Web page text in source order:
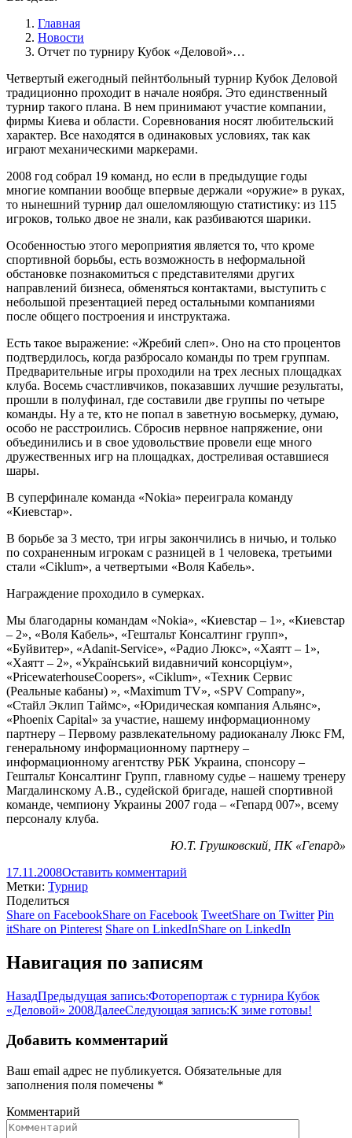
Главная
Новости
Отчет по турниру Кубок «Деловой»…
Четвертый ежегодный пейнтбольный турнир Кубок Деловой
традиционно проходит в начале ноября. Это единственный
турнир такого плана. В нем принимают участие компании,
фирмы Киева и области. Соревнования носят любительский
характер. Все находятся в одинаковых условиях, так как
играют механическими маркерами.
2008 год собрал 19 команд, но если в предыдущие годы
многие компании вообще впервые держали «оружие» в руках,
то нынешний турнир дал ошеломляющую статистику: из 115
игроков, только двое не знали, как разбиваются шарики.
Особенностью этого мероприятия является то, что кроме
спортивной борьбы, есть возможность в неформальной
обстановке познакомиться с представителями других
направлений бизнеса, обменяться контактами, выступить с
небольшой презентацией перед остальными компаниями
после общего построения и инструктажа.
Есть такое выражение: «Жребий слеп». Оно на сто процентов
подтвердилось, когда разбросало команды по трем группам.
Предварительные игры проходили на трех лесных площадках
клуба. Восемь счастливчиков, показавших лучшие результаты,
прошли в полуфинал, где составили две группы по четыре
команды. Ну а те, кто не попал в заветную восьмерку, думаю,
особо не расстроились. Сбросив нервное напряжение, они
объединились и в свое удовольствие провели еще много
дружественных игр на площадках, достреливая оставшиеся
шары.
В суперфинале команда «Nokia» переиграла команду
«Киевстар».
В борьбе за 3 место, три игры закончились в ничью, и только
по сохраненным игрокам с разницей в 1 человека, третьими
стали «Ciklum», а четвертыми «Воля Кабель».
Награждение проходило в сумерках.
Мы благодарны командам «Nokia», «Киевстар – 1», «Киевстар
– 2», «Воля Кабель», «Гештальт Консалтинг групп»,
«Буйвитер», «Adanit-Service», «Радио Люкс», «Хаятт – 1»,
«Хаятт – 2», «Український видавничий консорціум»,
«PricewaterhouseCoopers», «Ciklum», «Техник Сервис
(Реальные кабаны) », «Maximum TV», «SPV Company»,
«Стайл Эклип Таймс», «Юридическая компания Альянс»,
«Phoenix Capital» за участие, нашему информационному
партнеру – Первому развлекательному радиоканалу Люкс FM,
генеральному информационному партнеру –
информационному агентству РБК Украина, спонсору –
Гештальт Консалтинг Групп, главному судье – нашему тренеру
Магдалинскому А.В., судейской бригаде, нашей спортивной
команде, чемпиону Украины 2007 года – «Гепард 007», всему
персоналу клуба.
Ю.Т. Грушковский, ПК «Гепард»
17.11.2008Оставить комментарий
Метки: Турнир
Поделиться
Share on FacebookShare on Facebook TweetShare on Twitter Pin
itShare on Pinterest Share on LinkedInShare on LinkedIn
Навигация по записям
НазадПредыдущая запись:Фоторепортаж с турнира Кубок
«Деловой» 2008ДалееСледующая запись:К зиме готовы!
Добавить комментарий
Ваш email адрес не публикуется. Обязательные для
заполнения поля помечены *
Комментарий